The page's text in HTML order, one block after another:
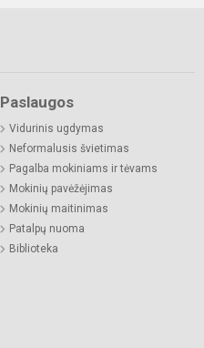
Paslaugos
Vidurinis ugdymas
Neformalusis švietimas
Pagalba mokiniams ir tėvams
Mokinių pavėžėjimas
Mokinių maitinimas
Patalpų nuoma
Biblioteka